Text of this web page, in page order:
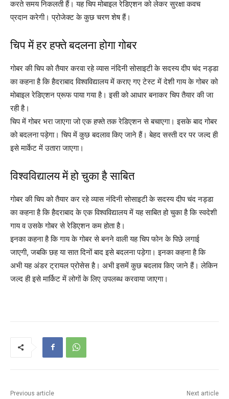
करते समय निकलती हैं। यह चिप मोबाइल रेडिएशन को लेकर सुरक्षा कवच
प्रदान करेगी। प्रोजेक्ट के कुछ चरण शेष हैं।
चिप में हर हफ्ते बदलना होगा गोबर
गोबर की चिप को तैयार करवा रहे व्यास नंदिनी सोसाइटी के सदस्य दीप चंद नड्डा
का कहना है कि हैदराबाद विश्वविद्यालय में कराए गए टेस्ट में देशी गाय के गोबर को
मोबाइल रेडिएशन प्रूफ पाया गया है। इसी को आधार बनाकर चिप तैयार की जा
रही है।
चिप में गोबर भरा जाएगा जो एक हफ्ते तक रेडिएशन से बचाएगा। इसके बाद गोबर
को बदलना पड़ेगा। चिप में कुछ बदलाव किए जाने हैं। बेहद सस्ती दर पर जल्द ही
इसे मार्केट में उतारा जाएगा।
विश्वविद्यालय में हो चुका है साबित
गोबर की चिप को तैयार कर रहे व्यास नंदिनी सोसाइटी के सदस्य दीप चंद नड्डा
का कहना है कि हैदराबाद के एक विश्वविद्यालय में यह साबित हो चुका है कि स्वदेशी
गाय व उसके गोबर से रेडिएशन कम होता है।
इनका कहना है कि गाय के गोबर से बनने वाली यह चिप फोन के पिछे लगाई
जाएगी, जबकि छह या सात दिनों बाद इसे बदलना पड़ेगा। इनका कहना है कि
अभी यह अंडर ट्रायल प्रोसेस है। अभी इसमें कुछ बदलाव किए जाने हैं। लेकिन
जल्द ही इसे मार्किट में लोगों के लिए उपलब्ध करवाया जाएगा।
Previous article Next article